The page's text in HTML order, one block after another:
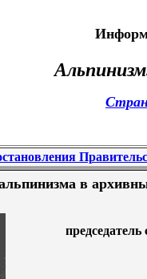
Альпинизм
в